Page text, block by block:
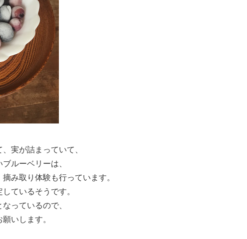
実が詰まっていて、
ルーベリーは、
み取り体験も行っています。
ているそうです。
っているので、
いします。